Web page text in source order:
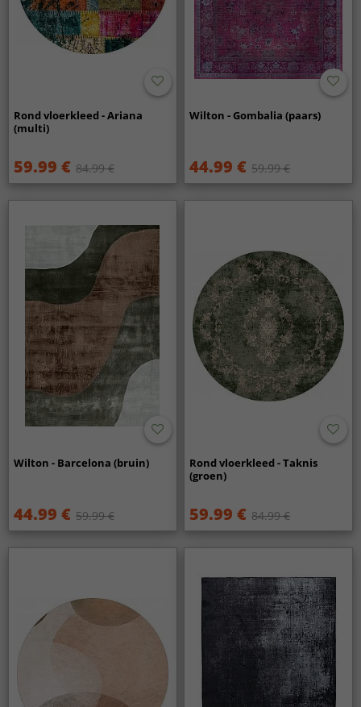
Rond vloerkleed - Ariana
(multi)
59.99 € 84.99 €
Wilton - Gombalia (paars)
44.99 € 59.99 €
Wilton - Barcelona (bruin)
44.99 € 59.99 €
Rond vloerkleed - Taknis
(groen)
59.99 € 84.99 €